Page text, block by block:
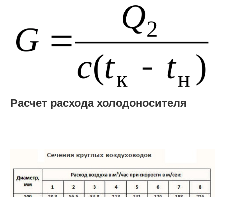
Расчет расхода холодоносителя